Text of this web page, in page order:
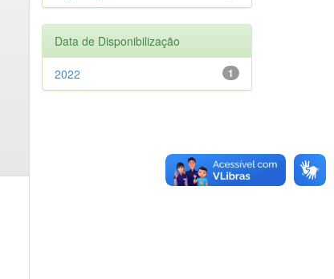
Data de Disponibilização
1
2022